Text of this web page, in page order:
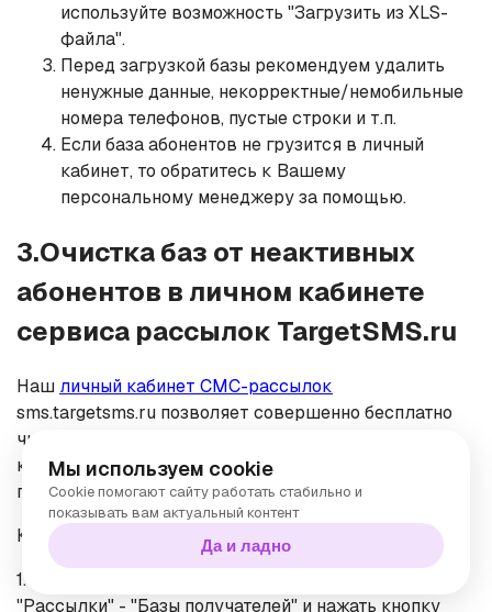
используйте возможность "Загрузить из XLS-
файла".
Перед загрузкой базы рекомендуем удалить
ненужные данные, некорректные/немобильные
номера телефонов, пустые строки и т.п.
Если база абонентов не грузится в личный
кабинет, то обратитесь к Вашему
персональному менеджеру за помощью.
3.Очистка баз от неактивных
абонентов в личном кабинете
сервиса рассылок TargetSMS.ru
Наш личный кабинет СМС-рассылок
sms.targetsms.ru позволяет совершенно бесплатно
чистить базы абонентов, автоматически удаляя тех,
кто систематически не получает сообщения. Это
позволяет экономить до 15-25% бюджета.
Как очистить базу от неактивных абонентов:
1. В личном кабинете СМС рассылок пройти в меню
"Рассылки" - "Базы получателей" и нажать кнопку
Мы используем cookie
Cookie помогают сайту работать стабильно и
показывать вам актуальный контент
Да и ладно